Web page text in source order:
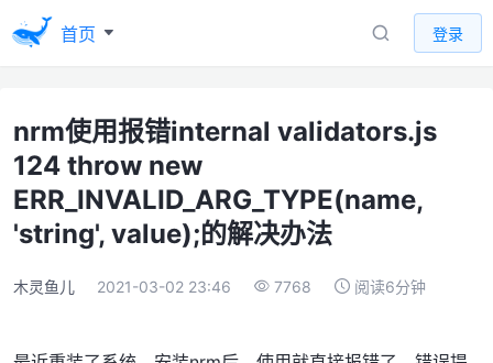
首页 登录
nrm使用报错internal validators.js
124 throw new
ERR_INVALID_ARG_TYPE(name,
'string', value);的解决办法
木灵鱼儿 2021-03-02 23:46 7768 阅读6分钟